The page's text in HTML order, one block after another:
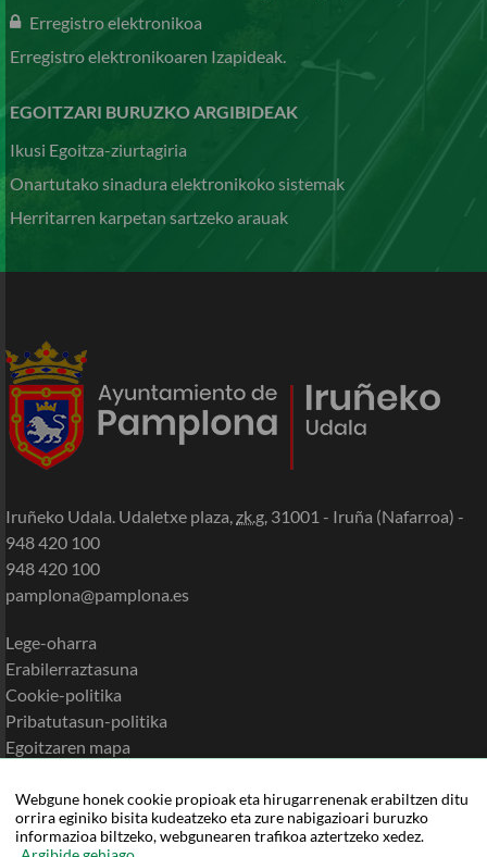
Webgune honek cookie propioak eta hirugarrenenak erabiltzen ditu
orrira eginiko bisita kudeatzeko eta zure nabigazioari buruzko
informazioa biltzeko, webgunearen trafikoa aztertzeko xedez.
Erregistro elektronikoa
Erregistro elektronikoaren Izapideak.
EGOITZARI BURUZKO ARGIBIDEAK
Ikusi Egoitza-ziurtagiria
Onartutako sinadura elektronikoko sistemak
Herritarren karpetan sartzeko arauak
Iruñeko Udala. Udaletxe plaza,zk.g. 31001 - Iruña (Nafarroa) -
948 420 100
948 420 100
pamplona@pamplona.es
Lege-oharra
Erabilerraztasuna
Cookie-politika
Pribatutasun-politika
Egoitzaren mapa